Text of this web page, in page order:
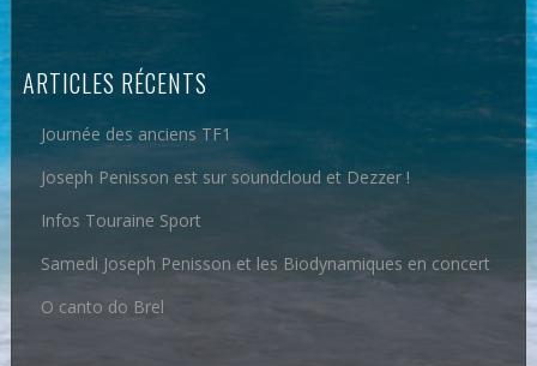
ARTICLES RÉCENTS
Journée des anciens TF1
Joseph Penisson est sur soundcloud et Dezzer !
Infos Touraine Sport
Samedi Joseph Penisson et les Biodynamiques en concert
O canto do Brel